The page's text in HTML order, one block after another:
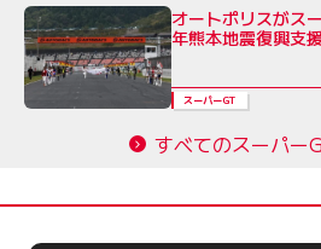
オートポリスがス
年熊本地震復興支
スーパーGT
すべてのスーパー